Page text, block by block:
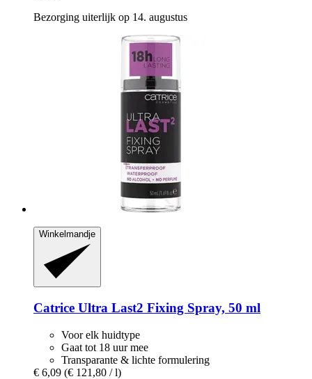
Bezorging uiterlijk op 14. augustus
Winkelmandje
Catrice Ultra Last2 Fixing Spray, 50 ml
Voor elk huidtype
Gaat tot 18 uur mee
Transparante & lichte formulering
€ 6,09 (€ 121,80 / l)